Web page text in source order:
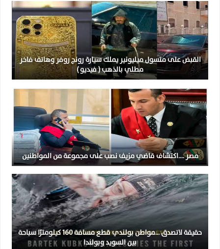
القبض على متسول ميليونير يملك سيارة رونج روفر وهاتف فاخر
مطلي بالذهب ( فيديو )
مصر ….اكتشاف قاضي مزيف نصب على مجموعة من المواطنين
حقيقة لاتصدق …مواطن بولندي قطع مسافة 160 كيلومترًا سباحة
بين السويد وبولندا